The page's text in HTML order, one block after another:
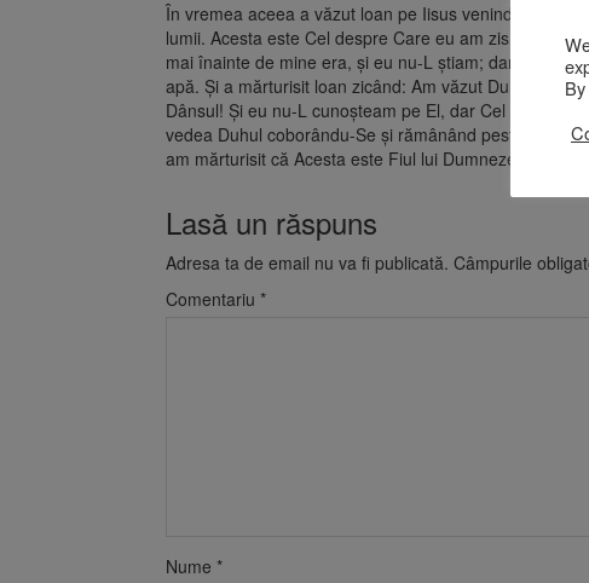
În vremea aceea a văzut loan pe Iisus venind către el
lumii. Acesta este Cel despre Care eu am zis: După
mai înainte de mine era, şi eu nu-L ştiam; dar ca să
apă. Şi a mărturisit loan zicând: Am văzut Duhul
Dânsul! Şi eu nu-L cunoşteam pe El, dar Cel ce m-a
vedea Duhul coborându-Se şi rămânând peste El,
am mărturisit că Acesta este Fiul lui Dumnezeu.
Lasă un răspuns
Adresa ta de email nu va fi publicată. Câmpurile
Comentariu *
Nume *